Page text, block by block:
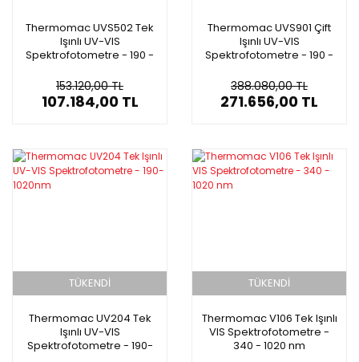
Thermomac UVS502 Tek
Işınlı UV-VIS
Spektrofotometre - 190 -
153.120,00 TL
107.184,00 TL
Thermomac UVS901 Çift
Işınlı UV-VIS
Spektrofotometre - 190 -
388.080,00 TL
271.656,00 TL
TÜKENDİ
Thermomac UV204 Tek
Işınlı UV-VIS
Spektrofotometre - 190-
TÜKENDİ
Thermomac V106 Tek Işınlı
VIS Spektrofotometre -
340 - 1020 nm